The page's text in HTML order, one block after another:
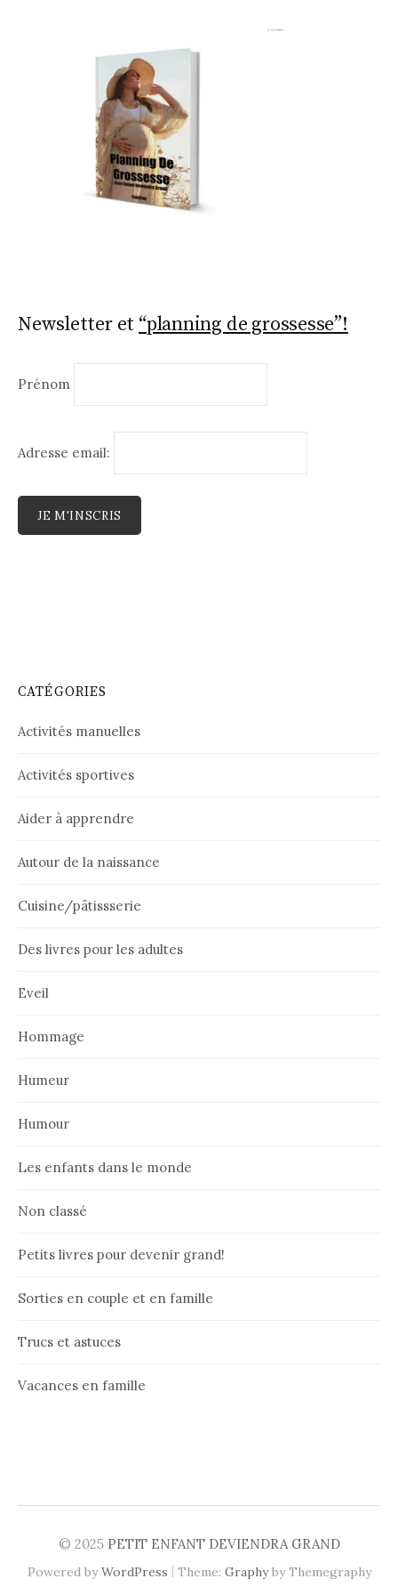
Newsletter et “planning de grossesse”!
Prénom
Adresse email:
CATÉGORIES
Activités manuelles
Activités sportives
Aider à apprendre
Autour de la naissance
Cuisine/pâtissserie
Des livres pour les adultes
Eveil
Hommage
Humeur
Humour
Les enfants dans le monde
Non classé
Petits livres pour devenir grand!
Sorties en couple et en famille
Trucs et astuces
Vacances en famille
© 2025 PETIT ENFANT DEVIENDRA GRAND
Powered byWordPress | Theme: Graphyby Themegraphy